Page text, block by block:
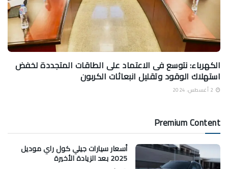
الكهرباء: نتوسع فى الاعتماد على الطاقات المتجددة لخفض
استهلاك الوقود وتقليل انبعاثات الكربون
Premium Content
أسعار سيارات جيلي كول راي موديل
2025 بعد الزيادة الأخيرة